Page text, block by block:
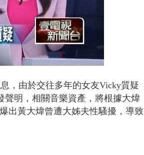
，由於交往多年的女友Vicky質疑
聲明，相關音樂資產，將根據大煒
出黃大煒曾遭大姊夫性騷擾，導致